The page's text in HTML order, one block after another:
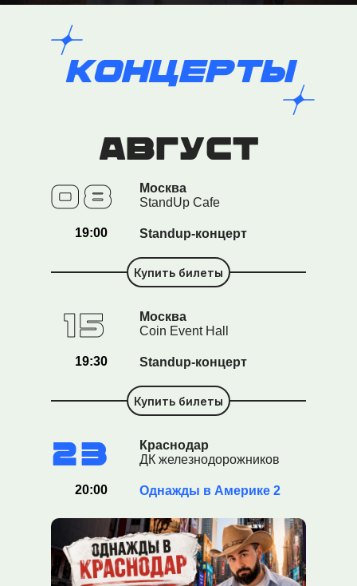
Концерты
август
Купить билеты
Standup-концерт
StandUp Cafe
Москва
19:00
08
Купить билеты
Standup-концерт
Coin Event Hall
Москва
19:30
15
Однажды в Америке 2
ДК железнодорожников
Краснодар
20:00
23